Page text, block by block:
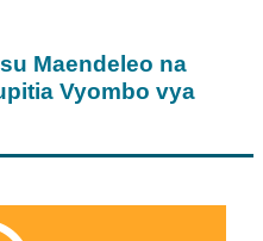
Maendeleo na
Vyombo vya